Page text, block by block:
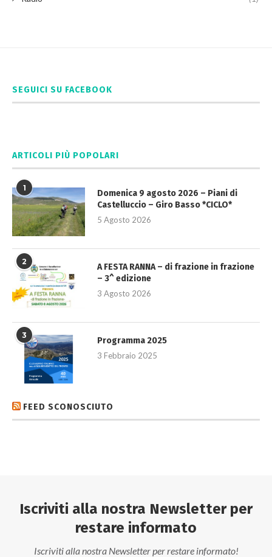
SEGUICI SU FACEBOOK
ARTICOLI PIÙ POPOLARI
1
Domenica 9 agosto 2026 – Piani di
Castelluccio – Giro Basso *CICLO*
5 Agosto 2026
2
A FESTA RANNA – di frazione in frazione
– 3^ edizione
3 Agosto 2026
3
Programma 2025
3 Febbraio 2025
FEED SCONOSCIUTO
Iscriviti alla nostra Newsletter per
restare informato
Iscriviti alla nostra Newsletter per restare informato!